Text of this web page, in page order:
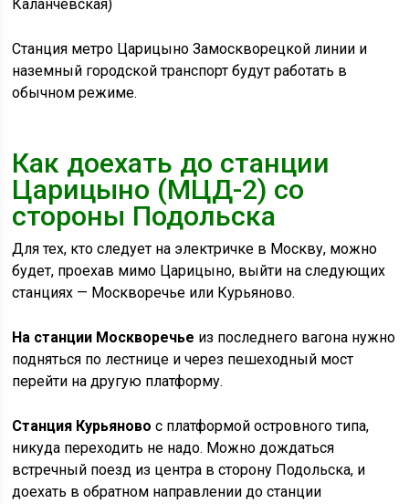
Каланчевская)
Станция метро Царицыно Замоскворецкой линии и
наземный городской транспорт будут работать в
обычном режиме.
Как доехать до станции
Царицыно (МЦД-2) со
стороны Подольска
Для тех, кто следует на электричке в Москву, можно
будет, проехав мимо Царицыно, выйти на следующих
станциях — Москворечье или Курьяново.
На станции Москворечье из последнего вагона нужно
подняться по лестнице и через пешеходный мост
перейти на другую платформу.
Станция Курьяново с платформой островного типа,
никуда переходить не надо. Можно дождаться
встречный поезд из центра в сторону Подольска, и
доехать в обратном направлении до станции